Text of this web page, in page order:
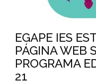
EGAPE IES
PÁGINA WEB
PROGRAMA
21